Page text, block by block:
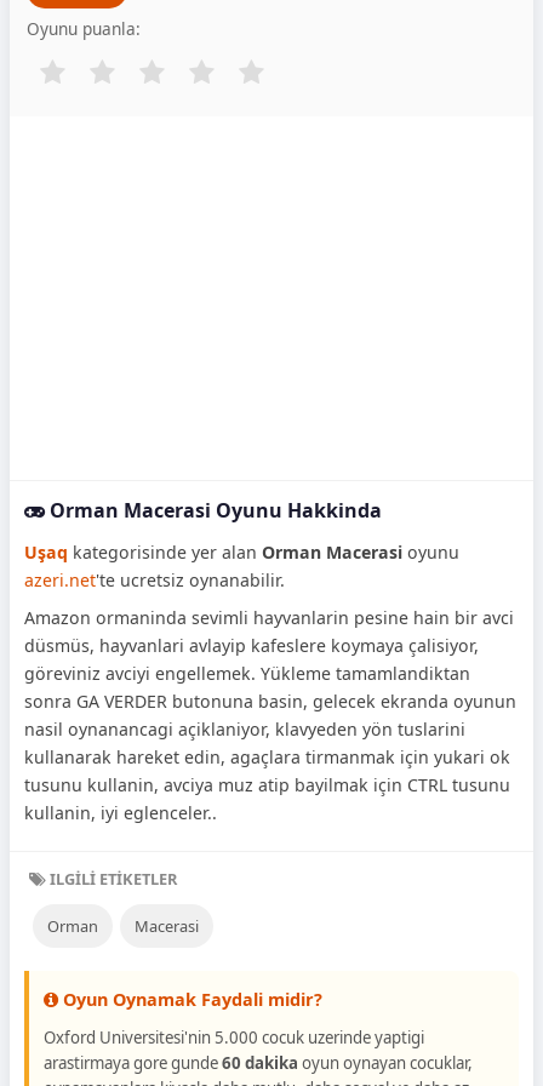
Oyunu puanla:
Orman Macerasi Oyunu Hakkinda
Uşaq kategorisinde yer alan Orman Macerasi oyunu
azeri.net'te ucretsiz oynanabilir.
Amazon ormaninda sevimli hayvanlarin pesine hain bir avci
düsmüs, hayvanlari avlayip kafeslere koymaya çalisiyor,
göreviniz avciyi engellemek. Yükleme tamamlandiktan
sonra GA VERDER butonuna basin, gelecek ekranda oyunun
nasil oynanancagi açiklaniyor, klavyeden yön tuslarini
kullanarak hareket edin, agaçlara tirmanmak için yukari ok
tusunu kullanin, avciya muz atip bayilmak için CTRL tusunu
kullanin, iyi eglenceler..
ILGILI ETIKETLER
Orman Macerasi
Oyun Oynamak Faydali midir?
Oxford Universitesi'nin 5.000 cocuk uzerinde yaptigi
arastirmaya gore gunde60 dakika oyun oynayan cocuklar,